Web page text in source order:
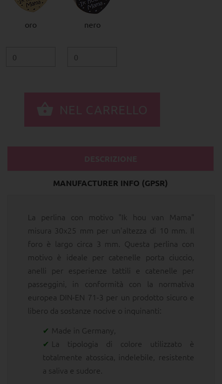
oro nero
MANUFACTURER INFO (GPSR)
La perlina con motivo "Ik hou van Mama"
misura 30x25 mm per un'altezza di 10 mm. Il
foro è largo circa 3 mm. Questa perlina con
motivo è ideale per catenelle porta ciuccio,
anelli per esperienze tattili e catenelle per
passeggini, in conformità con la normativa
europea DIN-EN 71-3 per un prodotto sicuro e
libero da sostanze nocive o inquinanti:
Made in Germany,
La tipologia di colore utilizzato è
totalmente atossica, indelebile, resistente
a saliva e sudore.